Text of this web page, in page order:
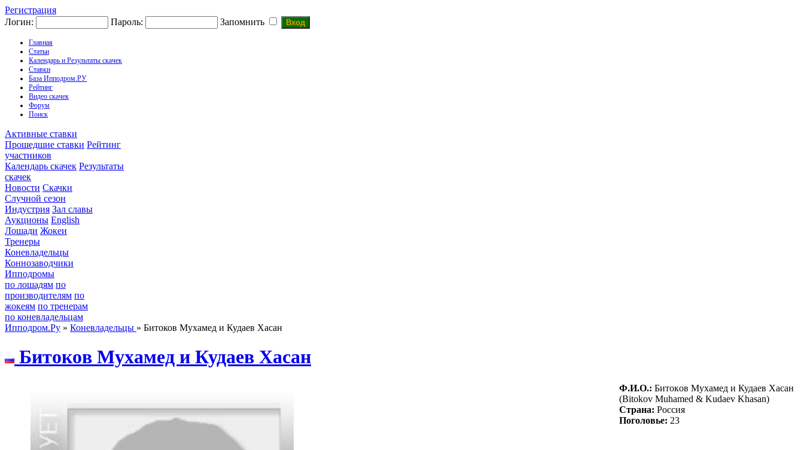
Регистрация
Логин:
Пароль: Запомнить
Главная
Статьи
Календарь и Результаты скачек
Ставки
База Ипподром.РУ
Рейтинг
Видео скачек
Форум
Поиск
Активные ставки
Прошедшие ставки Рейтинг
участников
Календарь скачек Результаты
скачек
Новости Скачки
Случной сезон
Индустрия Зал славы
Аукционы English
Лошади Жокеи
Тренеры
Коневладельцы
Коннозаводчики
Ипподромы
по лошадям по
производителям по
жокеям по тренерам
по коневладельцам
Ипподром.Ру » Коневладельцы » Битоков Мухамед и Кудаев Хасан
Битoкoв Мухaмед и Кудaев Хaсaн
Ф.И.О.: Битoкoв Мухaмед и Кудaев Хaсaн
(Bitokov Muhamed & Kudaev Khasan)
Страна: Россия
Поголовье: 23